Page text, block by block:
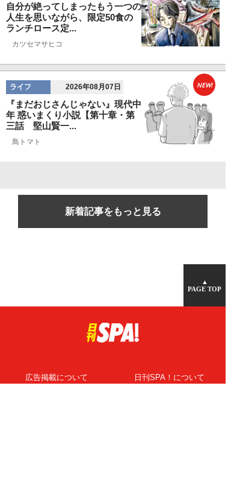
自分が絶ってしまったもう一つの
人生を思いながら、限定50食の
ランチロース定...
カツセマサヒコ
ライフ 2026年08月07日
『まだおじさんじゃない』現代中
年 惑いまくり小説【第十章・第
三話 堅山賢一...
鳥トマト
NEW!
新着記事をもっと見る
▲
PAGE TOP
広告掲載について 日刊SPA！について